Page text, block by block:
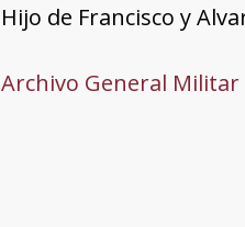
Hijo de Francisco y
Archivo General Militar